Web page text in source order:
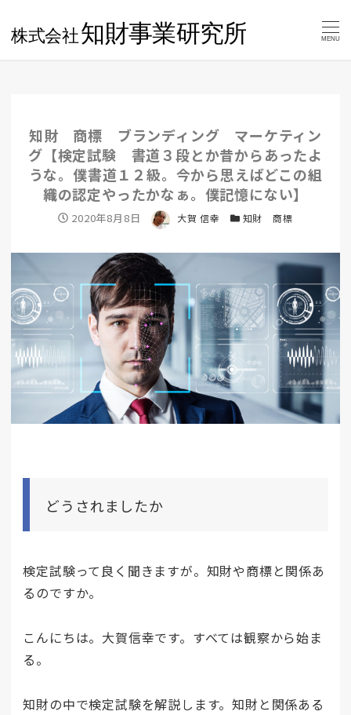
MENU
知財 商標 ブランディング マーケティン
グ【検定試験 書道３段とか昔からあったよ
うな。僕書道１２級。今から思えばどこの組
織の認定やったかなぁ。僕記憶にない】
投稿日
2020年8月8日 著者 大賀 信幸 カテゴリー
知財 商標
どうされましたか
検定試験って良く聞きますが。知財や商標と関係あ
るのですか。
こんにちは。大賀信幸です。すべては観察から始ま
る。
知財の中で検定試験を解説します。知財と関係ある